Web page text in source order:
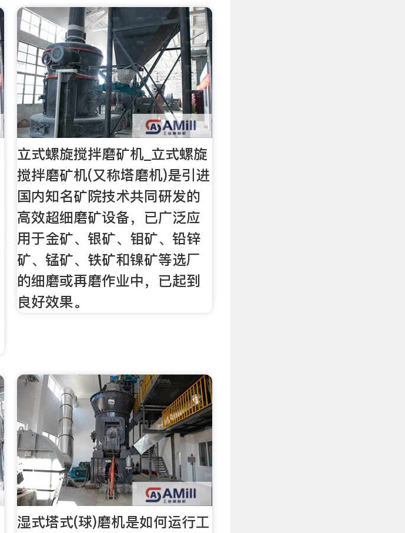
立式螺旋搅拌磨矿机_立式螺旋
搅拌磨矿机(又称塔磨机)是引进
国内知名矿院技术共同研发的
高效超细磨矿设备，已广泛应
用于金矿、银矿、钼矿、铅锌
矿、锰矿、铁矿和镍矿等选厂
的细磨或再磨作业中，已起到
良好效果。
湿式塔式(球)磨机是如何运行工